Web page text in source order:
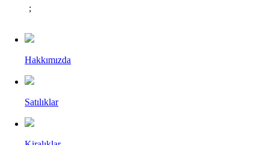
;
Hakkımızda
Satılıklar